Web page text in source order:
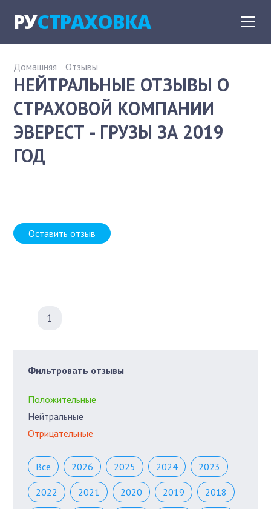
РУСТРАХОВКА
Домашняя Отзывы
НЕЙТРАЛЬНЫЕ ОТЗЫВЫ О
СТРАХОВОЙ КОМПАНИИ
ЭВЕРЕСТ - ГРУЗЫ ЗА 2019
ГОД
Оставить отзыв
1
Фильтровать отзывы
Положительные
Нейтральные
Отрицательные
Все 2026 2025 2024 2023
2022 2021 2020 2019 2018